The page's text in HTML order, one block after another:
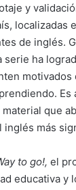
y
localizadas
de inglés.
ha
que
inglés más
to go!, el
educativa y